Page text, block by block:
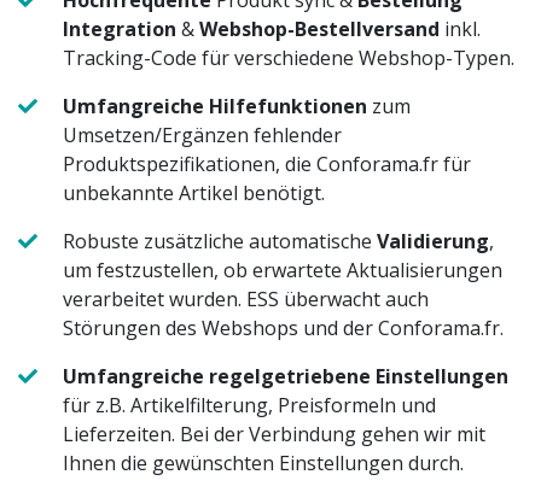
Integration &Webshop-Bestellversand inkl.
Tracking-Code für verschiedene Webshop-Typen.
Umfangreiche Hilfefunktionen zum
Umsetzen/Ergänzen fehlender
Produktspezifikationen, die Conforama.fr für
unbekannte Artikel benötigt.
Robuste zusätzliche automatischeValidierung,
um festzustellen, ob erwartete Aktualisierungen
verarbeitet wurden. ESS überwacht auch
Störungen des Webshops und der Conforama.fr.
Umfangreiche regelgetriebene Einstellungen
für z.B. Artikelfilterung, Preisformeln und
Lieferzeiten. Bei der Verbindung gehen wir mit
Ihnen die gewünschten Einstellungen durch.